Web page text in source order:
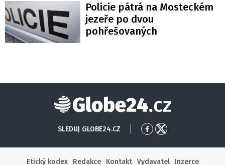
Policie pátrá na Mosteckém
jezeře po dvou
pohřešovaných
Globe24
SLEDUJ GLOBE24.CZ
PřejítPřejít
Etický kodex
Redakce Kontakt Vydavatel Inzerce